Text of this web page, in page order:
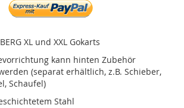
XL und XXL Gokarts
kann hinten Zubehör
(separat erhältlich, z.B. Schieber,
Schaufel)
Stahl